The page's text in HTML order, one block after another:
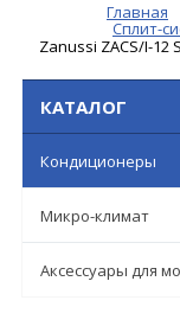
Главная
Сплит-
Zanussi ZACS/I-12
КАТАЛОГ
Кондиционеры
Микро-климат
Аксессуары для